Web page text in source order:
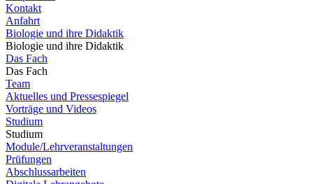
Kontakt
Anfahrt
Biologie und ihre Didaktik
Biologie und ihre Didaktik
Das Fach
Das Fach
Team
Aktuelles und Pressespiegel
Vorträge und Videos
Studium
Studium
Module/Lehrveranstaltungen
Prüfungen
Abschlussarbeiten